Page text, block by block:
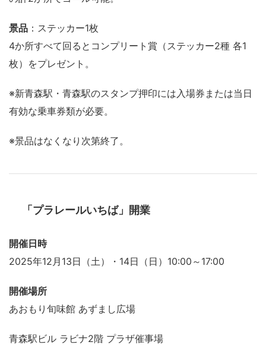
景品 ：ステッカー1枚
4か所すべて回るとコンプリート賞（ステッカー2種 各1
枚）をプレゼント。
※新青森駅・青森駅のスタンプ押印には入場券または当日
有効な乗車券類が必要。
※景品はなくなり次第終了。
「プラレールいちば」開業
開催日時
2025年12月13日（土）・14日（日）10:00～17:00
開催場所
あおもり旬味館 あずまし広場
青森駅ビル ラビナ2階 プラザ催事場